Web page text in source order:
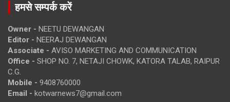
हमसे सम्पर्क करें
Owner - NEETU DEWANGAN
Editor - NEERAJ DEWANGAN
Associate - AVISO MARKETING AND COMMUNICATION
Office - SHOP NO. 7, NETAJI CHOWK, KATORA TALAB, RAIPUR
C.G.
Mobile - 9408760000
Email - kotwarnews7@gmail.com